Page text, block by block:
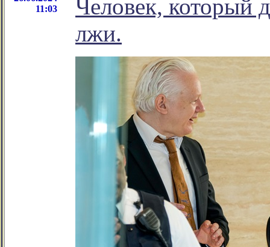
11:03
Человек, который
лжи.